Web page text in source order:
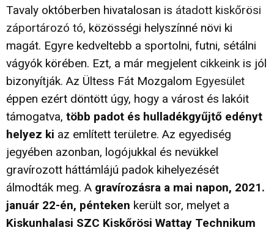
Tavaly októberben hivatalosan is átadott kiskőrösi
záportározó tó, közösségi helyszínné növi ki
magát. Egyre kedveltebb a sportolni, futni, sétálni
vágyók körében. Ezt, a már megjelent cikkeink is jól
bizonyítják. Az Ültess Fát Mozgalom Egyesület
éppen ezért döntött úgy, hogy a várost és lakóit
támogatva, több padot és hulladékgyűjtő edényt
helyez ki az említett területre. Az egyediség
jegyében azonban, logójukkal és nevükkel
gravírozott háttámlájú padok kihelyezését
álmodták meg. A gravírozásra a mai napon, 2021.
január 22-én, pénteken került sor, melyet a
Kiskunhalasi SZC Kiskőrösi Wattay Technikum